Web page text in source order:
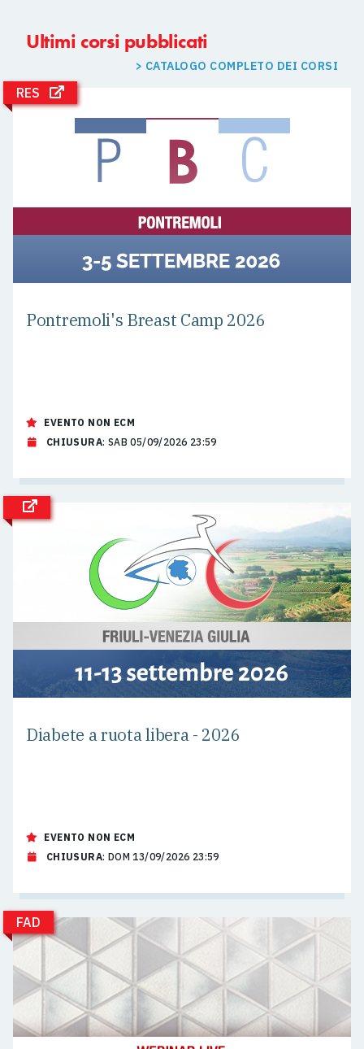
Ultimi corsi pubblicati
> CATALOGO COMPLETO DEI CORSI
RES
Pontremoli's Breast Camp 2026
EVENTO NON ECM
CHIUSURA: SAB 05/09/2026 23:59
Diabete a ruota libera - 2026
EVENTO NON ECM
CHIUSURA: DOM 13/09/2026 23:59
FAD